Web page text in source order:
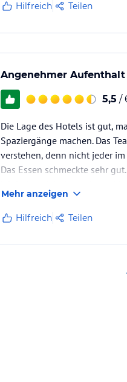
Hilfreich Teilen
Angenehmer
5,5 /
Die Lage des Hotels ist gut,
Spaziergänge machen. Das
verstehen, denn nicht jeder
Das Essen schmeckte sehr
Ich kann es nur
Mehr anzeigen
Hilfreich Teilen